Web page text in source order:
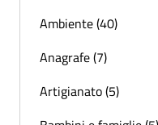
Ambiente (40)
Anagrafe (7)
Artigianato (5)